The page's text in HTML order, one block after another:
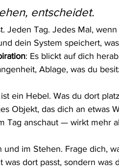
entscheidet.
Jeden Tag. Jedes Mal,
dein System speichert,
: Es blickt auf dich
Ablage, was du
ein Hebel. Was du dort
Objekt, das dich an etwas
Tag anschaut — wirkt mehr
im Stehen. Frage dich,
was dort passt, sondern was